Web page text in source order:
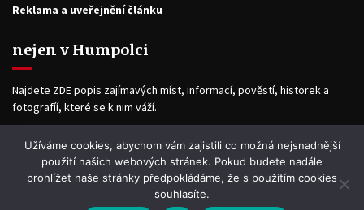
Reklama a uveřejnění článku
nejen v Humpolci
Najdete ZDE popis zajímavých míst, informací, pověstí, historek a
fotografíí, které se k nim váží.
Facebook
Užíváme cookies, abychom vám zajistili co možná nejsnadnější
použití našich webových stránek. Pokud budete nadále
prohlížet naše stránky předpokládáme, že s použitím cookies
souhlasíte.